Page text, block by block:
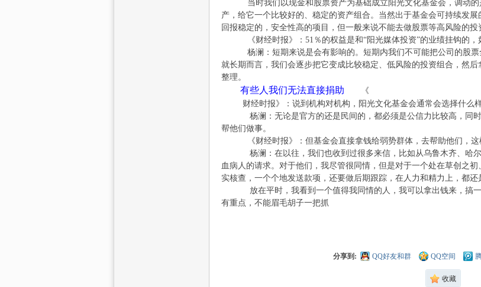
当时我们以现金和股票资产为基础成立阳光文化基金会，调动的
产，给它一个比较好的、稳定的资产组合。当然出于基金会可持续发
回报稳定的，安全性高的项目，但一般来说不能去做股票等高风险的投
《财经时报》：51％的权益是和“阳光媒体投资”的业绩挂钩的，
杨澜：短期来说是会有影响的。短期内我们不可能把公司的股票
就长期而言，我们会逐步把它变成比较稳定、低风险的投资组合，然
整理。
有些人我们无法直接捐助 《
财经时报》：说到机构对机构，阳光文化基金会通常会选择什么样
杨澜：无论是官方的还是民间的，都必须是公信力比较高，同时
帮他们做事。
《财经时报》：但基金会直接拿钱给弱势群体，去帮助他们，这
杨澜：在以往，我们也收到过很多来信，比如从乌鲁木齐、哈尔
血病人的请求。对于他们，我尽管很同情，但是对于一个处在草创之
实核查，一个个地发送款项，还要做后期跟踪，在人力和精力上，都
放在平时，我看到一个值得我同情的人，我可以拿出钱来，搞一
有重点，不能眉毛胡子一把抓
分享到: QQ好友和群 QQ空间
收藏